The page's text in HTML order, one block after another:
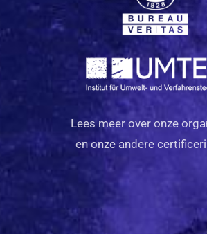
Lees meer over onze
en onze andere